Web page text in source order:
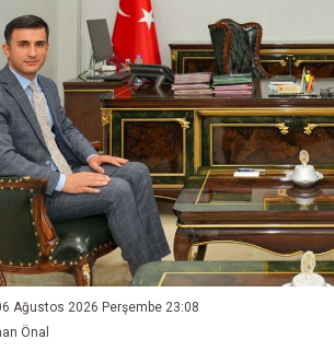
Ağustos 2026 Perşembe 23:08
Önal